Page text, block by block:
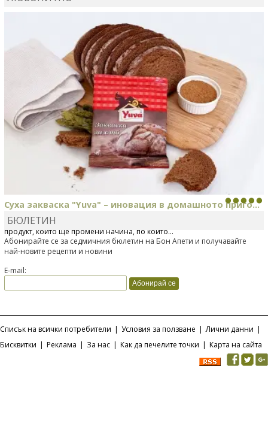
Суха закваска "Yuva" – иновация в домашното приго...
Отскоро Лесафр България стартира предлагането на изцяло нов
продукт, който ще промени начина, по който...
БЮЛЕТИН
Абонирайте се за седмичния бюлетин на Бон Апети и получавайте
най-новите рецепти и новини
E-mail:
Списък на всички потребители | Условия за ползване | Лични данни |
Бисквитки | Реклама | За нас | Как да печелите точки | Карта на сайта